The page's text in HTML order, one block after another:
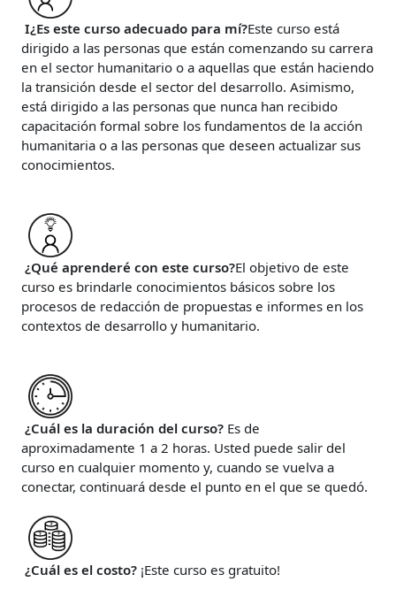
I¿Es este curso adecuado para mí?Este curso está
dirigido a las personas que están comenzando su carrera
en el sector humanitario o a aquellas que están haciendo
la transición desde el sector del desarrollo. Asimismo,
está dirigido a las personas que nunca han recibido
capacitación formal sobre los fundamentos de la acción
humanitaria o a las personas que deseen actualizar sus
conocimientos.
¿Qué aprenderé con este curso?El objetivo de este
curso es brindarle conocimientos básicos sobre los
procesos de redacción de propuestas e informes en los
contextos de desarrollo y humanitario.
¿Cuál es la duración del curso? Es de
aproximadamente 1 a 2 horas. Usted puede salir del
curso en cualquier momento y, cuando se vuelva a
conectar, continuará desde el punto en el que se quedó.
¿Cuál es el costo? ¡Este curso es gratuito!